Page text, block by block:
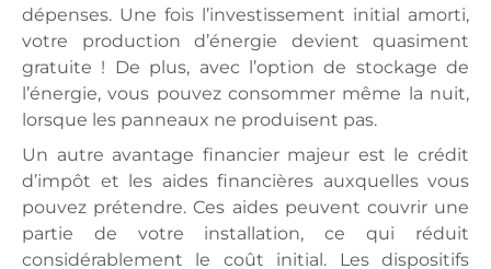
dépenses. Une fois l’investissement initial amorti,
votre production d’énergie devient quasiment
gratuite ! De plus, avec l’option de stockage de
l’énergie, vous pouvez consommer même la nuit,
lorsque les panneaux ne produisent pas.
Un autre avantage financier majeur est le crédit
d’impôt et les aides financières auxquelles vous
pouvez prétendre. Ces aides peuvent couvrir une
partie de votre installation, ce qui réduit
considérablement le coût initial. Les dispositifs